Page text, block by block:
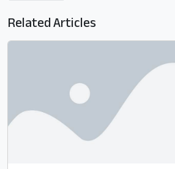
Related Articles